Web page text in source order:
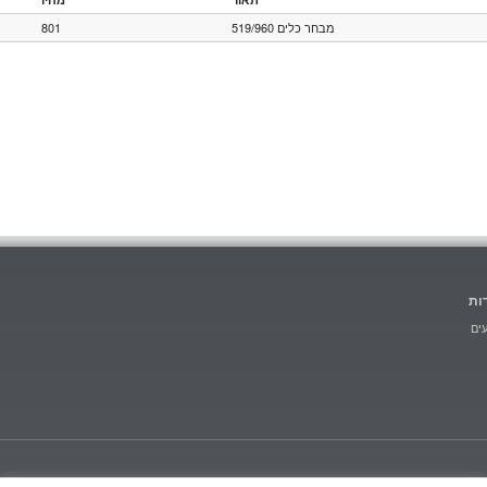
מבחר כלים 519/960 801